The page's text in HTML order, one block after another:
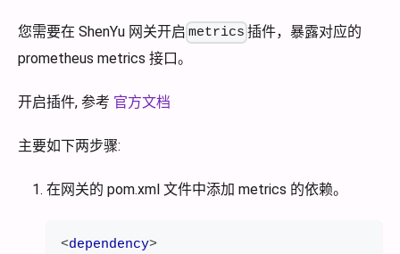
您需要在 ShenYu 网关开启 metrics 插件，暴露对应的
prometheus metrics 接口。
开启插件, 参考 官方文档
主要如下两步骤:
在网关的 pom.xml 文件中添加 metrics 的依赖。
<dependency>